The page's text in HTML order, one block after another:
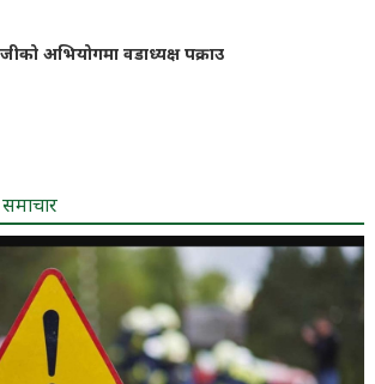
अभियोगमा वडाध्यक्ष पक्राउ
समाचार